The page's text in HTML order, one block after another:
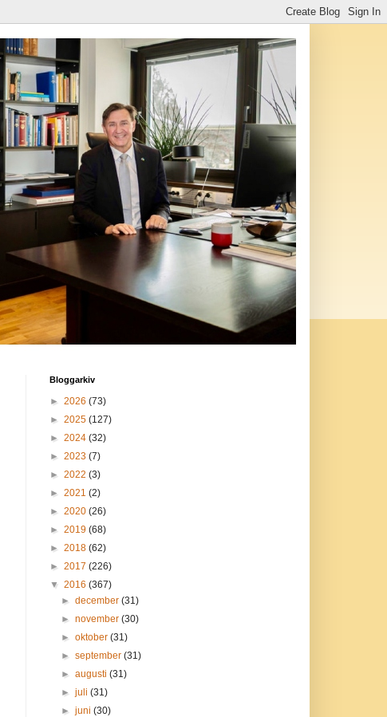
Bloggarkiv
► 2026 (73)
► 2025 (127)
► 2024 (32)
► 2023 (7)
► 2022 (3)
► 2021 (2)
► 2020 (26)
► 2019 (68)
► 2018 (62)
► 2017 (226)
▼ 2016 (367)
► december (31)
► november (30)
► oktober (31)
► september (31)
► augusti (31)
► juli (31)
► juni (30)